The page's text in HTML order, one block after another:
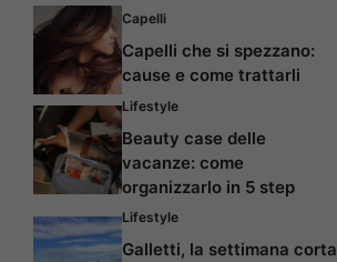
Capelli
Capelli che si spezzano:
cause e come trattarli
Lifestyle
Beauty case delle
vacanze: come
organizzarlo in 5 step
Lifestyle
Galletti, la settimana corta